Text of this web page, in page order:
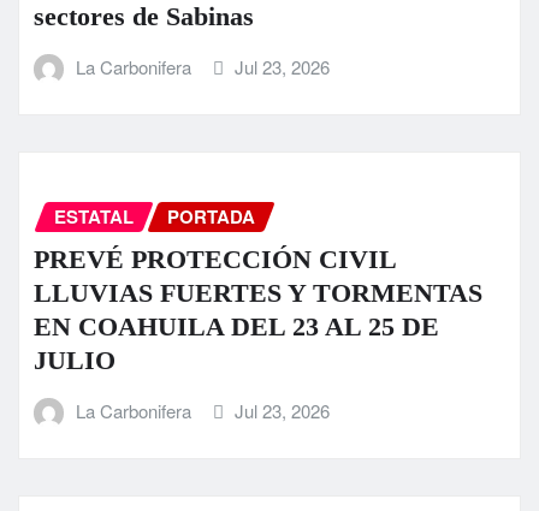
sectores de Sabinas
La Carbonifera Jul 23, 2026
ESTATAL PORTADA
PREVÉ PROTECCIÓN CIVIL
LLUVIAS FUERTES Y TORMENTAS
EN COAHUILA DEL 23 AL 25 DE
JULIO
La Carbonifera Jul 23, 2026